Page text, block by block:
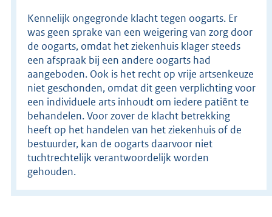
Kennelijk ongegronde klacht tegen oogarts. Er
was geen sprake van een weigering van zorg door
de oogarts, omdat het ziekenhuis klager steeds
een afspraak bij een andere oogarts had
aangeboden. Ook is het recht op vrije artsenkeuze
niet geschonden, omdat dit geen verplichting voor
een individuele arts inhoudt om iedere patiënt te
behandelen. Voor zover de klacht betrekking
heeft op het handelen van het ziekenhuis of de
bestuurder, kan de oogarts daarvoor niet
tuchtrechtelijk verantwoordelijk worden
gehouden.